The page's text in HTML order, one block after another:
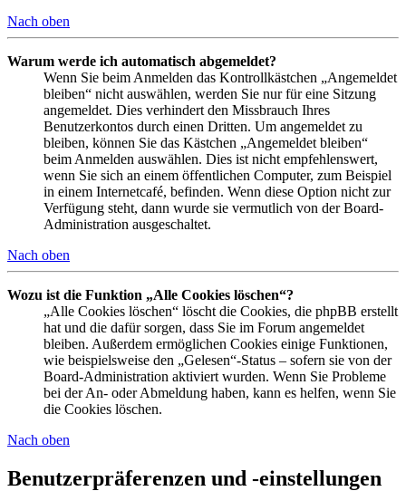
Nach oben
Warum werde ich automatisch abgemeldet?
Wenn Sie beim Anmelden das Kontrollkästchen „Angemeldet
bleiben“ nicht auswählen, werden Sie nur für eine Sitzung
angemeldet. Dies verhindert den Missbrauch Ihres
Benutzerkontos durch einen Dritten. Um angemeldet zu
bleiben, können Sie das Kästchen „Angemeldet bleiben“
beim Anmelden auswählen. Dies ist nicht empfehlenswert,
wenn Sie sich an einem öffentlichen Computer, zum Beispiel
in einem Internetcafé, befinden. Wenn diese Option nicht zur
Verfügung steht, dann wurde sie vermutlich von der Board-
Administration ausgeschaltet.
Nach oben
Wozu ist die Funktion „Alle Cookies löschen“?
„Alle Cookies löschen“ löscht die Cookies, die phpBB erstellt
hat und die dafür sorgen, dass Sie im Forum angemeldet
bleiben. Außerdem ermöglichen Cookies einige Funktionen,
wie beispielsweise den „Gelesen“-Status – sofern sie von der
Board-Administration aktiviert wurden. Wenn Sie Probleme
bei der An- oder Abmeldung haben, kann es helfen, wenn Sie
die Cookies löschen.
Nach oben
Benutzerpräferenzen und -einstellungen